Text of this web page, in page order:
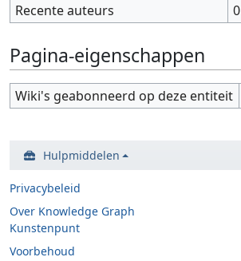
Recente auteurs 0
Pagina-eigenschappen
Wiki's geabonneerd op deze entiteit
Hulpmiddelen
Privacybeleid
Over Knowledge Graph
Kunstenpunt
Voorbehoud